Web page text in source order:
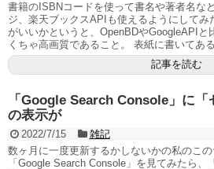
書籍のISBNコードを使って書名や著者名な
ジ、楽天ブックスAPIも使えるようにして
がいいかというと、OpenBDやGoogleAPIと
くちゃ高画質であること。 表紙に書いてあ
記事を読む
「Google Search Console」に「
の表示が
2022/7/15
雑記
数ヶ月に一度更新するかしないかの私のこ
「Google Search Console」を見てみたら、